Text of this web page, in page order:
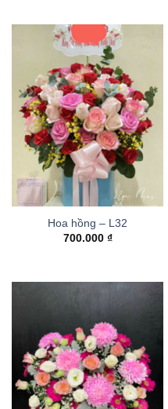
Hoa hồng – L32
700.000 ₫